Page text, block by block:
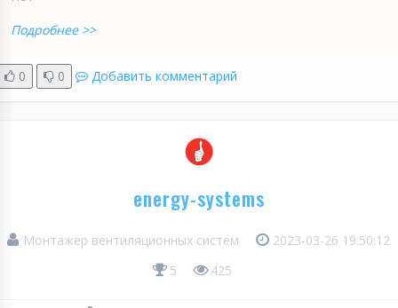
Подробнее >>
0 0 Добавить комментарий
energy-systems
Монтажер вентиляционных систем
2023-03-26 19:50:12
5
425